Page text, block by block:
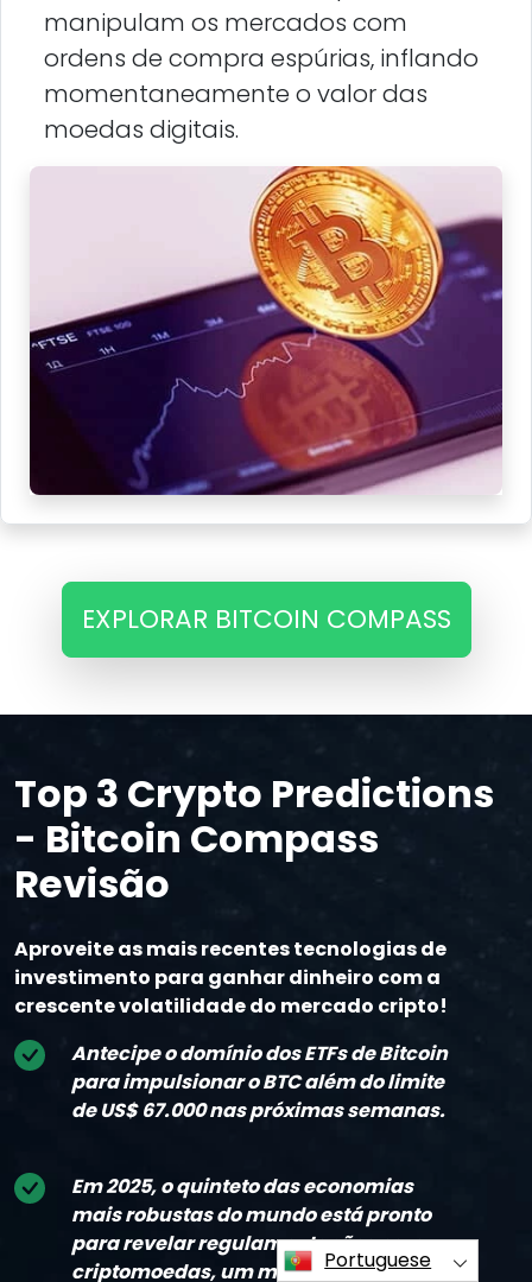
manipulam os mercados com
ordens de compra espúrias, inflando
momentaneamente o valor das
moedas digitais.
EXPLORAR BITCOIN COMPASS
Top 3 Crypto Predictions
- Bitcoin Compass
Revisão
Aproveite as mais recentes tecnologias de
investimento para ganhar dinheiro com a
crescente volatilidade do mercado cripto!
Antecipe o domínio dos ETFs de Bitcoin
para impulsionar o BTC além do limite
de US$ 67.000 nas próximas semanas.
Em 2025, o quinteto das economias
mais robustas do mundo está pronto
para revelar regulamentações para
criptomoedas, um movimento que
Portuguese